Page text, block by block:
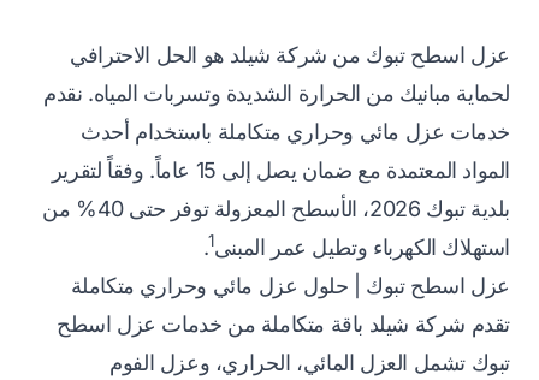
عزل اسطح تبوك من شركة شيلد هو الحل الاحترافي
لحماية مبانيك من الحرارة الشديدة وتسربات المياه. نقدم
خدمات عزل مائي وحراري متكاملة باستخدام أحدث
المواد المعتمدة مع ضمان يصل إلى 15 عاماً. وفقاً لتقرير
بلدية تبوك 2026، الأسطح المعزولة توفر حتى 40% من
استهلاك الكهرباء وتطيل عمر المبنى1
.
عزل اسطح تبوك | حلول عزل مائي وحراري متكاملة
تقدم شركة شيلد باقة متكاملة من خدمات عزل اسطح
تبوك تشمل العزل المائي، الحراري، وعزل الفوم